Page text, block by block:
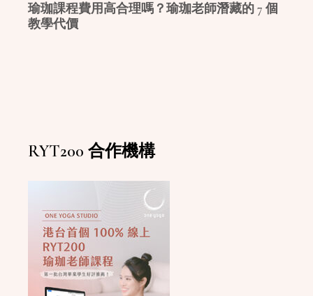
RYT200 合作機構
瑜珈課程費用高合理嗎？瑜珈老師潛藏的 7 個
教學代價